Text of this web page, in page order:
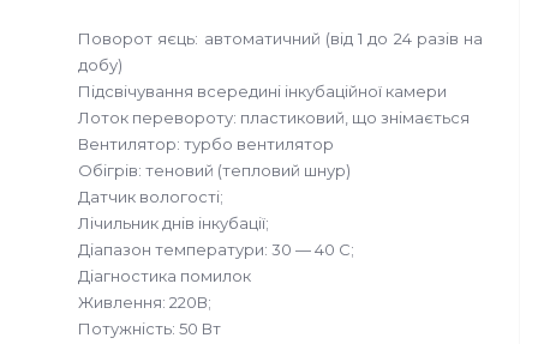
Поворот яєць: автоматичний (від 1 до 24 разів на
добу)
Підсвічування всередині інкубаційної камери
Лоток перевороту: пластиковий, що знімається
Вентилятор: турбо вентилятор
Обігрів: теновий (тепловий шнур)
Датчик вологості;
Лічильник днів інкубації;
Діапазон температури: 30 — 40 С;
Діагностика помилок
Живлення: 220В;
Потужність: 50 Вт